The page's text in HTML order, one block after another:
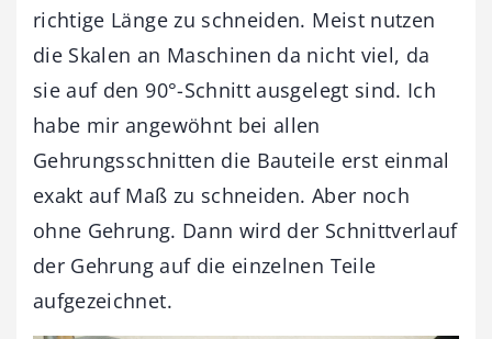
richtige Länge zu schneiden. Meist nutzen
die Skalen an Maschinen da nicht viel, da
sie auf den 90°-Schnitt ausgelegt sind. Ich
habe mir angewöhnt bei allen
Gehrungsschnitten die Bauteile erst einmal
exakt auf Maß zu schneiden. Aber noch
ohne Gehrung. Dann wird der Schnittverlauf
der Gehrung auf die einzelnen Teile
aufgezeichnet.